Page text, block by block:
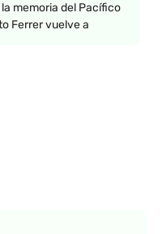
memoria del Pacífico
Ferrer vuelve a